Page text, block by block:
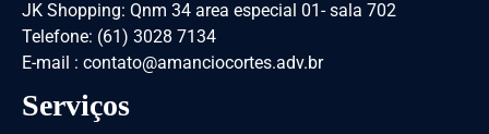
JK Shopping: Qnm 34 area especial 01- sala 702
Telefone: (61) 3028 7134
E-mail : contato@amanciocortes.adv.br
Serviços